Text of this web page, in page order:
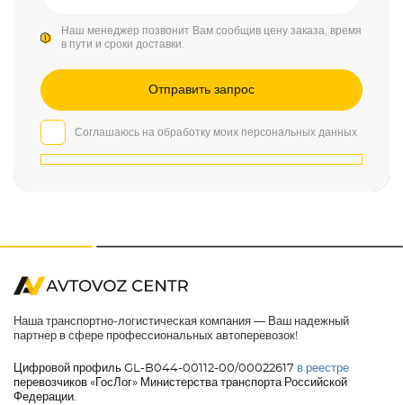
Наш менеджер позвонит Вам сообщив цену заказа, время
в пути и сроки доставки.
Соглашаюсь на обработку моих персональных данных
Наша транспортно-логистическая компания — Ваш надежный
партнер в сфере профессиональных автоперевозок!
Цифровой профиль GL-B044-00112-00/00022617 в реестре
перевозчиков «ГосЛог» Министерства транспорта Российской
Федерации.